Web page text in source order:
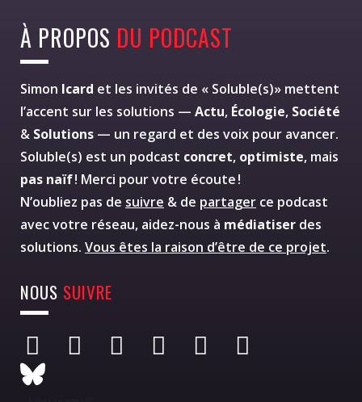
À PROPOS DU PODCAST
Simon Icard et les invités de « Soluble(s)» mettent
l’accent sur les solutions — Actu, Écologie, Société
& Solutions — un regard et des voix pour avancer.
Soluble(s) est un podcast concret, optimiste, mais
pas naïf! Merci pour votre écoute !
N’oubliez pas de suivre & de partager ce podcast
avec votre réseau, aidez-nous à médiatiser des
solutions. Vous êtes la raison d’être de ce projet.
NOUS SUIVRE